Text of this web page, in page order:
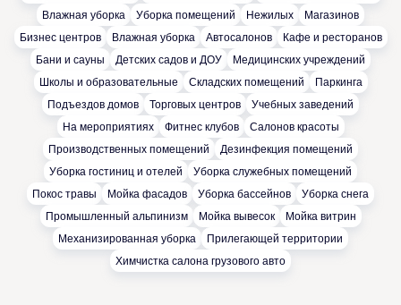
Влажная уборка
Уборка помещений Нежилых
Магазинов
Бизнес центров
Влажная уборка Автосалонов
Кафе и ресторанов
Бани и сауны
Детских садов и ДОУ
Медицинских учреждений
Школы и образовательные
Складских помещений
Паркинга
Подъездов домов
Торговых центров
Учебных заведений
На мероприятиях
Фитнес клубов
Салонов красоты
Производственных помещений
Дезинфекция помещений
Уборка гостиниц и отелей
Уборка служебных помещений
Покос травы
Мойка фасадов Уборка бассейнов
Уборка снега
Промышленный альпинизм
Мойка вывесок
Мойка витрин
Механизированная уборка
Прилегающей территории
Химчистка салона грузового авто